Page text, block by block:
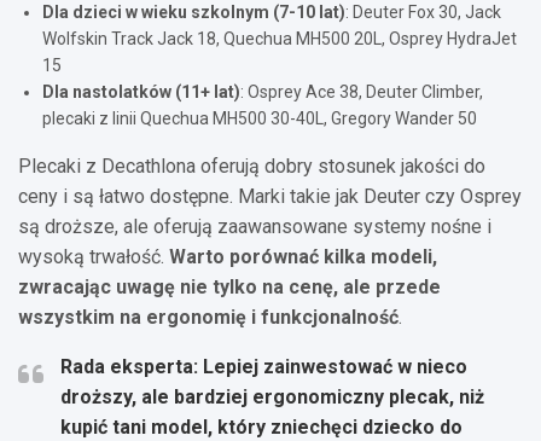
Dla dzieci w wieku szkolnym (7-10 lat): Deuter Fox 30, Jack
Wolfskin Track Jack 18, Quechua MH500 20L, Osprey HydraJet
15
Dla nastolatków (11+ lat): Osprey Ace 38, Deuter Climber,
plecaki z linii Quechua MH500 30-40L, Gregory Wander 50
Plecaki z Decathlona oferują dobry stosunek jakości do
ceny i są łatwo dostępne. Marki takie jak Deuter czy Osprey
są droższe, ale oferują zaawansowane systemy nośne i
wysoką trwałość. Warto porównać kilka modeli,
zwracając uwagę nie tylko na cenę, ale przede
wszystkim na ergonomię i funkcjonalność.
Rada eksperta: Lepiej zainwestować w nieco
droższy, ale bardziej ergonomiczny plecak, niż
kupić tani model, który zniechęci dziecko do